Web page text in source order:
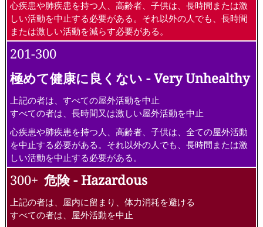
心疾患や肺疾患を持つ人、高齢者、子供は、長時間または激
しい活動を中止する必要がある。それ以外の人でも、長時間
または激しい活動を減らす必要がある。
201-300
極めて健康に良くない - Very Unhealthy
上記の者は、すべての屋外活動を中止
すべての者は、長時間又は激しい屋外活動を中止
心疾患や肺疾患を持つ人、高齢者、子供は、全ての屋外活動
を中止する必要がある。それ以外の人でも、長時間または激
しい活動を中止する必要がある。
300+ 危険 - Hazardous
上記の者は、屋内に留まり、体力消耗を避ける
すべての者は、屋外活動を中止